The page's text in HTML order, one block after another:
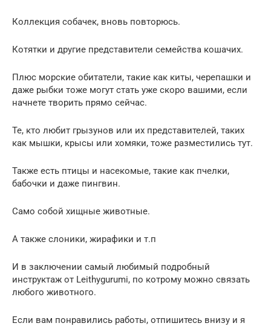
Коллекция собачек, вновь повторюсь.
Котятки и другие представители семейства кошачих.
Плюс морские обитатели, такие как киты, черепашки и
даже рыбки тоже могут стать уже скоро вашими, если
начнете творить прямо сейчас.
Те, кто любит грызунов или их представителей, таких
как мышки, крысы или хомяки, тоже разместились тут.
Также есть птицы и насекомые, такие как пчелки,
бабочки и даже пингвин.
Само собой хищные животные.
А также слоники, жирафики и т.п
И в заключении самый любимый подробный
инструктаж от Leithygurumi, по котрому можно связать
любого животного.
Если вам понравились работы, отпишитесь внизу и я